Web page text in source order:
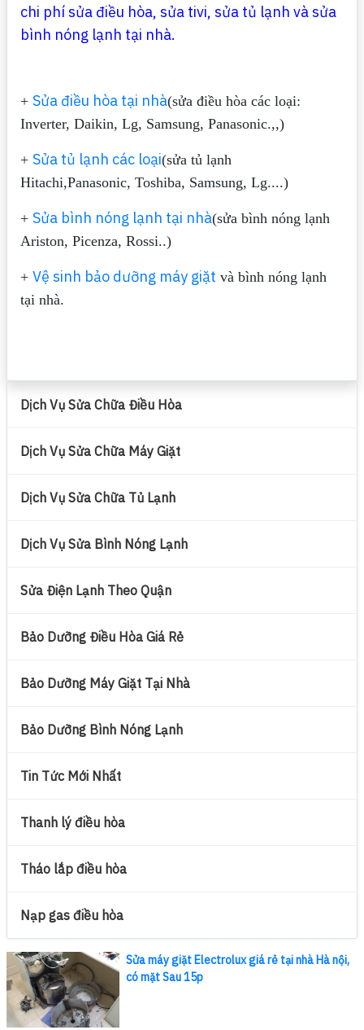
chi phí sửa điều hòa, sửa tivi, sửa tủ lạnh và sửa
bình nóng lạnh tại nhà.
+ Sửa điều hòa tại nhà(sửa điều hòa các loại:
Inverter, Daikin, Lg, Samsung, Panasonic.,,)
+ Sửa tủ lạnh các loại(sửa tủ lạnh
Hitachi,Panasonic, Toshiba, Samsung, Lg....)
+ Sửa bình nóng lạnh tại nhà(sửa bình nóng lạnh
Ariston, Picenza, Rossi..)
+ Vệ sinh bảo dưỡng máy giặt và bình nóng lạnh
tại nhà.
Dịch Vụ Sửa Chữa Điều Hòa
Dịch Vụ Sửa Chữa Máy Giặt
Dịch Vụ Sửa Chữa Tủ Lạnh
Dịch Vụ Sửa Bình Nóng Lạnh
Sửa Điện Lạnh Theo Quận
Bảo Dưỡng Điều Hòa Giá Rẻ
Bảo Dưỡng Máy Giặt Tại Nhà
Bảo Dưỡng Bình Nóng Lạnh
Tin Tức Mới Nhất
Thanh lý điều hòa
Tháo lắp điều hòa
Nạp gas điều hòa
Sửa máy giặt Electrolux giá rẻ tại nhà Hà nội,
có mặt Sau 15p